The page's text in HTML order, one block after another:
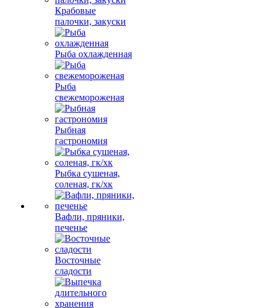
Крабовые
палочки, закуски
Рыба охлажденная
Рыба
свежемороженая
Рыбная
гастрономия
Рыбка сушеная,
соленая, гк/хк
Вафли, пряники,
печенье
Восточные
сладости